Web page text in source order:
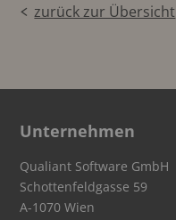
zurück zur Übersicht
Unternehmen
Qualiant Software GmbH
Schottenfeldgasse 59
A-1070 Wien